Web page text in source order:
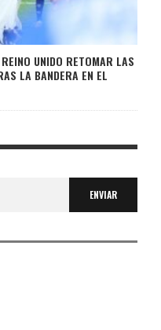
UNIDO RETOMAR LAS
LA BANDERA EN EL